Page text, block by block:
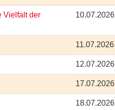
Vielfalt der
10.07.2026
11.07.2026
12.07.2026
17.07.2026
18.07.2026